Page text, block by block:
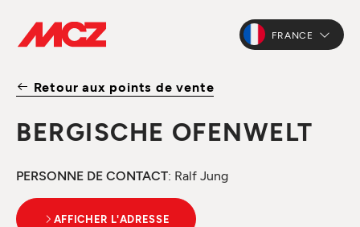
FRANCE
Retour aux points de vente
BERGISCHE OFENWELT
PERSONNE DE CONTACT: Ralf Jung
AFFICHER L'ADRESSE